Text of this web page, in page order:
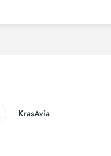
KrasAvia